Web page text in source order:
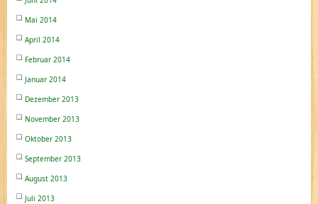
Mai 2014
April 2014
Februar 2014
Januar 2014
Dezember 2013
November 2013
Oktober 2013
September 2013
August 2013
Juli 2013